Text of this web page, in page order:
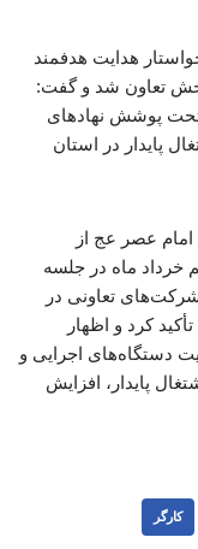
هدایت هدفمند
تعاون شد و گفت:
تحت پوشش نهادهای
پایدار در استان
عصر عج از
خرداد ماه در جلسه
تعاونی در
کرد و اظهار
دستگاه‌های اجرایی و
پایدار، افزایش
کارگر